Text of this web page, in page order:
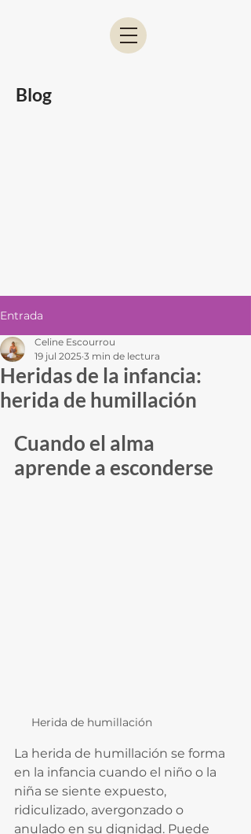
Blog
Entrada
Heridas de la infancia:
herida de humillación
Celine Escourrou
19 jul 2025 3 min de lectura
Cuando el alma
aprende a esconderse
Herida de humillación
La herida de humillación se forma
en la infancia cuando el niño o la
niña se siente expuesto,
ridiculizado, avergonzado o
anulado en su dignidad. Puede